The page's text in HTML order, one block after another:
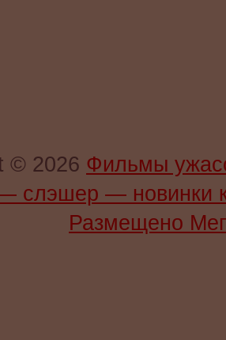
© 2026 Фильмы
слэшер —
Размещено